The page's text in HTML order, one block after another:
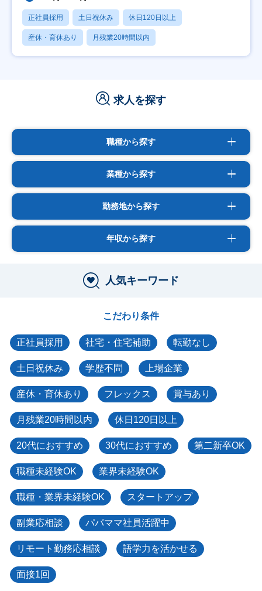
正社員採用 土日祝休み 休日120日以上
産休・育休あり 月残業20時間以内
求人を探す
職種から探す
業種から探す
勤務地から探す
年収から探す
人気キーワード
こだわり条件
正社員採用 社宅・住宅補助 転勤なし
土日祝休み 学歴不問 上場企業
産休・育休あり フレックス 賞与あり
月残業20時間以内 休日120日以上
20代におすすめ 30代におすすめ 第二新卒OK
職種未経験OK 業界未経験OK
職種・業界未経験OK スタートアップ
副業応相談 パパママ社員活躍中
リモート勤務応相談 語学力を活かせる
面接1回